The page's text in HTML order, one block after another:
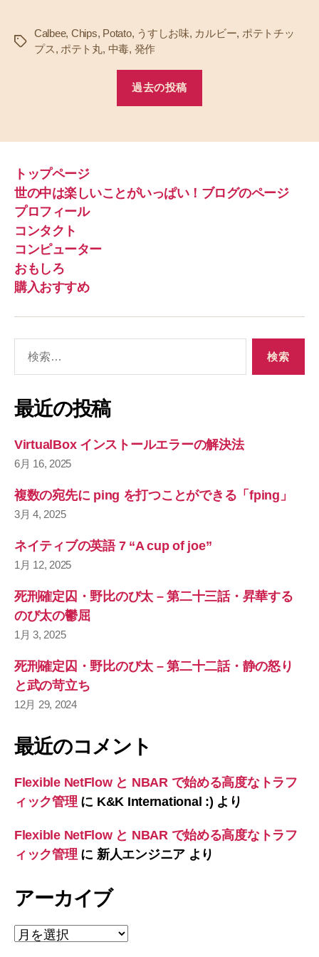
タ
Calbee, Chips, Potato, うすしお味, カルビー, ポテトチッ
プス, ポテト丸, 中毒, 発作
過去の投稿
トップページ
世の中は楽しいことがいっぱい！ブログのページ
プロフィール
コンタクト
コンピューター
おもしろ
購入おすすめ
象
最近の投稿
VirtualBox インストールエラーの解決法
6月 16, 2025
複数の宛先に ping を打つことができる「fping」
3月 4, 2025
ネイティブの英語 7 “A cup of joe”
1月 12, 2025
死刑確定囚・野比のび太 – 第二十三話・昇華する
のび太の鬱屈
1月 3, 2025
死刑確定囚・野比のび太 – 第二十二話・静の怒り
と武の苛立ち
12月 29, 2024
最近のコメント
Flexible NetFlow と NBAR で始める高度なトラフ
ィック管理 に K&K International :) より
Flexible NetFlow と NBAR で始める高度なトラフ
ィック管理 に 新人エンジニアより
アーカイブ
ア
ー